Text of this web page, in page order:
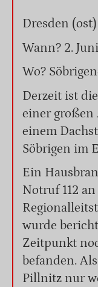
Dresden (ost)
Wann? 2.
Wo?
Derzeit ist
einer großen
einem
Söbrigen im
Ein
Notruf 112
wurde
Zeitpunkt
befanden.
Pillnitz nur